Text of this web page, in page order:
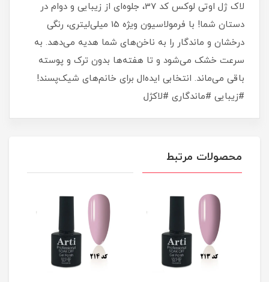
لاک ژل اوتی لوکس کد 37، جلوه‌ای از زیبایی و دوام در
دستان شما! با فرمولاسیون ویژه 15 میلی‌لیتری، رنگی
درخشان و ماندگار را به ناخن‌های شما هدیه می‌دهد. به
سرعت خشک می‌شود و تا هفته‌ها بدون ترک و پوسته
باقی می‌ماند. انتخابی ایده‌ال برای خانم‌های شیک‌پسند!
#زیبایی #ماندگاری #لاکژل
محصولات مرتبط